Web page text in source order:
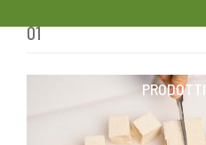
Skip
content
PRODOTTI
01